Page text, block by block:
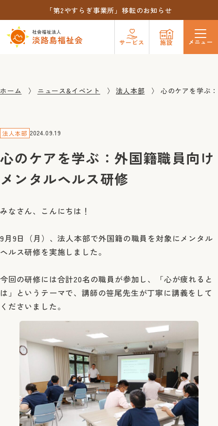
「第2やすらぎ事業所」移転のお知らせ
サービス 施設 メニュー
ホーム ニュース&イベント 法人本部 心のケアを学ぶ
法人本部 2024.09.19
心のケアを学ぶ：外国籍職員向け
メンタルヘルス研修
みなさん、こんにちは！
9月9日（月）、法人本部で外国籍の職員を対象にメンタル
ヘルス研修を実施しました。
今回の研修には合計20名の職員が参加し、「心が疲れると
は」というテーマで、講師の笹尾先生が丁寧に講義をして
くださいました。